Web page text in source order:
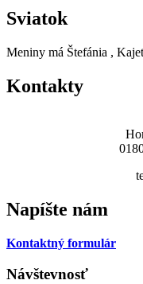
Sviatok
Meniny má Štefánia ,
Kontakty
Napíšte nám
Kontaktný formulár
Návštevnosť